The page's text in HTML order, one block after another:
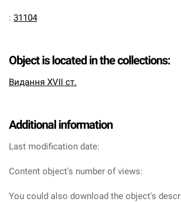
: 31104
Object is located in the collections:
Видання XVII ст.
Additional information
Last modification date:
Content object's number of views:
You could also download the object's